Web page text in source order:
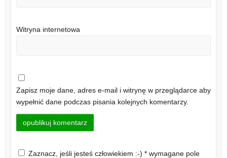
Witryna internetowa
Zapisz moje dane, adres e-mail i witrynę w przeglądarce aby
wypełnić dane podczas pisania kolejnych komentarzy.
Zaznacz, jeśli jesteś człowiekiem :-) * wymagane pole